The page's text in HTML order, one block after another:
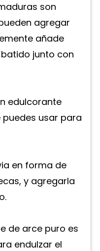
son
agregar
añade
junto con
edulcorante
usar para
en forma de
y agregarla
de arce puro es
endulzar el